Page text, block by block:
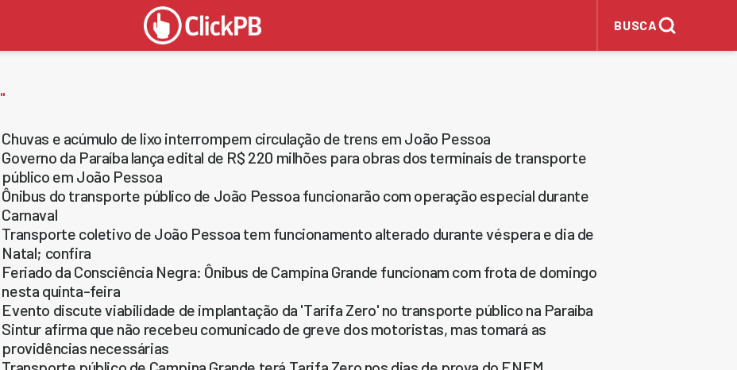
BUSCA
"
Chuvas e acúmulo de lixo interrompem circulação de trens em João Pessoa
Governo da Paraíba lança edital de R$ 220 milhões para obras dos terminais de transporte
público em João Pessoa
Ônibus do transporte público de João Pessoa funcionarão com operação especial durante
Carnaval
Transporte coletivo de João Pessoa tem funcionamento alterado durante véspera e dia de
Natal; confira
Feriado da Consciência Negra: Ônibus de Campina Grande funcionam com frota de domingo
nesta quinta-feira
Evento discute viabilidade de implantação da 'Tarifa Zero' no transporte público na Paraíba
Sintur afirma que não recebeu comunicado de greve dos motoristas, mas tomará as
providências necessárias